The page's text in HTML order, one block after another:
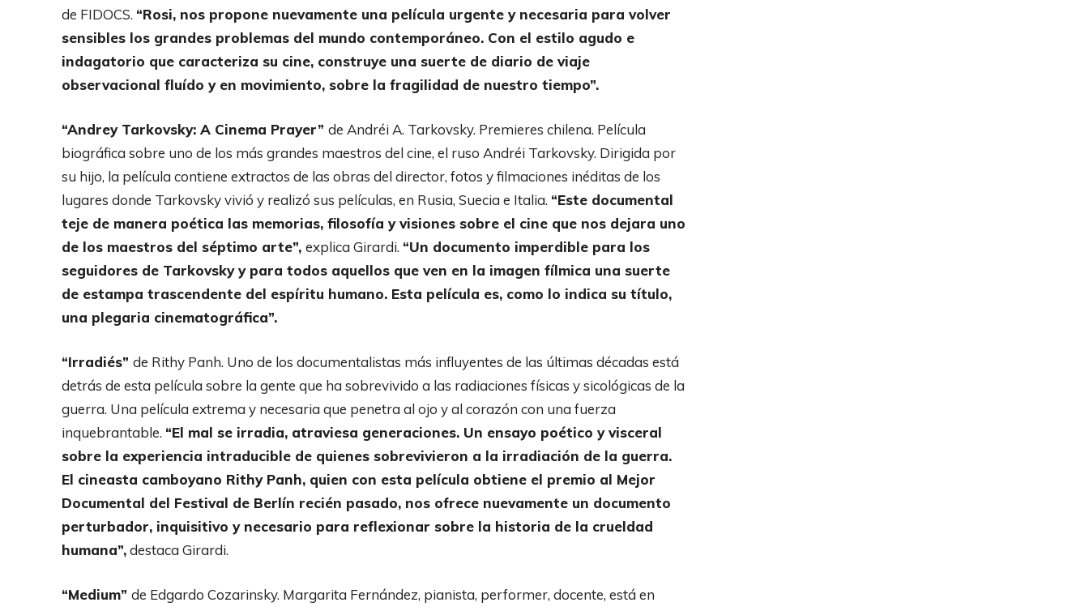
de FIDOCS. “Rosi, nos propone nuevamente una película urgente y necesaria para volver
sensibles los grandes problemas del mundo contemporáneo. Con el estilo agudo e
indagatorio que caracteriza su cine, construye una suerte de diario de viaje
observacional fluído y en movimiento, sobre la fragilidad de nuestro tiempo”.
“Andrey Tarkovsky: A Cinema Prayer” de Andréi A. Tarkovsky. Premieres chilena. Película
biográfica sobre uno de los más grandes maestros del cine, el ruso Andréi Tarkovsky. Dirigida por
su hijo, la película contiene extractos de las obras del director, fotos y filmaciones inéditas de los
lugares donde Tarkovsky vivió y realizó sus películas, en Rusia, Suecia e Italia. “Este documental
teje de manera poética las memorias, filosofía y visiones sobre el cine que nos dejara uno
de los maestros del séptimo arte”, explica Girardi. “Un documento imperdible para los
seguidores de Tarkovsky y para todos aquellos que ven en la imagen fílmica una suerte
de estampa trascendente del espíritu humano. Esta película es, como lo indica su título,
una plegaria cinematográfica”.
“Irradiés” de Rithy Panh. Uno de los documentalistas más influyentes de las últimas décadas está
detrás de esta película sobre la gente que ha sobrevivido a las radiaciones físicas y sicológicas de la
guerra. Una película extrema y necesaria que penetra al ojo y al corazón con una fuerza
inquebrantable. “El mal se irradia, atraviesa generaciones. Un ensayo poético y visceral
sobre la experiencia intraducible de quienes sobrevivieron a la irradiación de la guerra.
El cineasta camboyano Rithy Panh, quien con esta película obtiene el premio al Mejor
Documental del Festival de Berlín recién pasado, nos ofrece nuevamente un documento
perturbador, inquisitivo y necesario para reflexionar sobre la historia de la crueldad
humana”,destaca Girardi.
“Medium” de Edgardo Cozarinsky. Margarita Fernández, pianista, performer, docente, está en